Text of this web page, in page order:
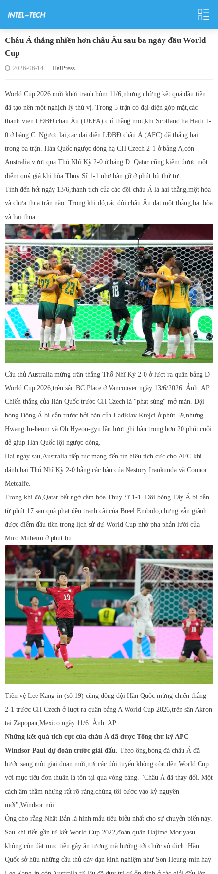
Châu Á thắng nhiều hơn châu Âu sau ba ngày đầu World
Cup
2026-06-14 HaiPress
World Cup 2026 mới khởi tranh hôm 11/6,nhưng những kết quả đầu tiên
đã tạo nên một nghịch lý thú vị. Trong 5 trận có đại diện góp mặt,các
thành viên LĐBĐ châu Âu (UEFA) chỉ thắng một,khi Scotland hạ Haiti 1-
0 ở bảng C. Ngược lại,các đại diện LĐBĐ châu Á (AFC) đã thắng hai
trong ba trận. Hàn Quốc ngược dòng hạ CH Czech 2-1 ở bảng A,còn
Australia vượt qua Thổ Nhĩ Kỳ 2-0 ở bảng D. Qatar cũng kiếm được một
điểm quý giá khi hòa Thụy Sĩ 1-1 nhờ bàn gỡ ở phút bù thứ tư.
Tính đến hết ngày 13/6,thành tích của các đội châu Á là hai thắng,một hòa
và chưa thua trận nào. Trong khi đó,các đội châu Âu đạt một thắng,hai hòa
và hai thua.
Cầu thủ Australia mừng trận thắng Thổ Nhĩ Kỳ 2-0 ở lượt ra quân bảng D
World Cup 2026,trên sân BC Place ở Vancouver ngày 13/6/2026. Ảnh: AP
Chiến thắng của Hàn Quốc trước CH Czech là "phát súng" mở màn. Đội
bóng Đông Á bị dẫn trước bởi bàn của Ladislav Krejci ở phút 59,nhưng
Hwang In-beom và Oh Hyeon-gyu lần lượt ghi bàn trong hơn 20 phút cuối
để giúp Hàn Quốc lội ngược dòng.
Hai ngày sau,Australia tiếp tục mang đến tín hiệu tích cực cho AFC khi
đánh bại Thổ Nhĩ Kỳ 2-0 bằng các bàn của Nestory Irankunda và Connor
Metcalfe.
Trong khi đó,Qatar bất ngờ cầm hòa Thụy Sĩ 1-1. Đội bóng Tây Á bị dẫn
từ phút 17 sau quả phạt đền tranh cãi của Breel Embolo,nhưng vẫn giành
được điểm đầu tiên trong lịch sử dự World Cup nhờ pha phản lưới của
Miro Muheim ở phút bù.
Tiền vệ Lee Kang-in (số 19) cùng đồng đội Hàn Quốc mừng chiến thắng
2-1 trước CH Czech ở lượt ra quân bảng A World Cup 2026,trên sân Akron
tại Zapopan,Mexico ngày 11/6. Ảnh: AP
Những kết quả tích cực của châu Á đã được Tổng thư ký AFC
Windsor Paul dự đoán trước giải đấu. Theo ông,bóng đá châu Á đã
bước sang một giai đoạn mới,nơi các đội tuyển không còn đến World Cup
với mục tiêu đơn thuần là tồn tại qua vòng bảng. "Châu Á đã thay đổi. Một
cách âm thầm nhưng rất rõ ràng,chúng tôi bước vào kỷ nguyên
mới",Windsor nói.
Ông cho rằng Nhật Bản là hình mẫu tiêu biểu nhất cho sự chuyển biến này.
Sau khi tiến gần tứ kết World Cup 2022,đoàn quân Hajime Moriyasu
không còn đặt mục tiêu gây ấn tượng mà hướng tới chức vô địch. Hàn
Quốc sở hữu những cầu thủ dày dạn kinh nghiệm như Son Heung-min hay